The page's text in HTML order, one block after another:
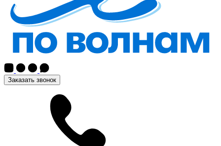
Заказать звонок